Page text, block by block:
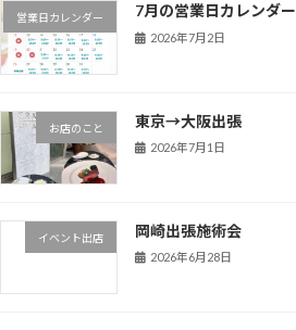
営業日カレンダー 7月の営業日カレンダー
2026年7月2日
お店のこと 東京→大阪出張
2026年7月1日
イベント出店 岡崎出張施術会
2026年6月28日